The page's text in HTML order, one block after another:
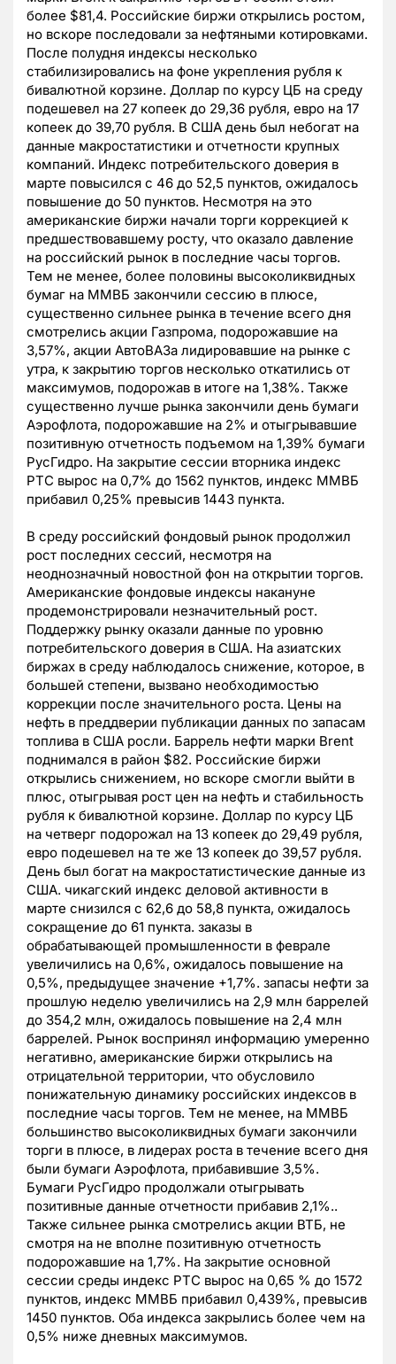
более $81,4. Российские биржи открылись ростом,
но вскоре последовали за нефтяными котировками.
После полудня индексы несколько
стабилизировались на фоне укрепления рубля к
бивалютной корзине. Доллар по курсу ЦБ на среду
подешевел на 27 копеек до 29,36 рубля, евро на 17
копеек до 39,70 рубля. В США день был небогат на
данные макростатистики и отчетности крупных
компаний. Индекс потребительского доверия в
марте повысился с 46 до 52,5 пунктов, ожидалось
повышение до 50 пунктов. Несмотря на это
американские биржи начали торги коррекцией к
предшествовавшему росту, что оказало давление
на российский рынок в последние часы торгов.
Тем не менее, более половины высоколиквидных
бумаг на ММВБ закончили сессию в плюсе,
существенно сильнее рынка в течение всего дня
смотрелись акции Газпрома, подорожавшие на
3,57%, акции АвтоВАЗа лидировавшие на рынке с
утра, к закрытию торгов несколько откатились от
максимумов, подорожав в итоге на 1,38%. Также
существенно лучше рынка закончили день бумаги
Аэрофлота, подорожавшие на 2% и отыгрывавшие
позитивную отчетность подъемом на 1,39% бумаги
РусГидро. На закрытие сессии вторника индекс
РТС вырос на 0,7% до 1562 пунктов, индекс ММВБ
прибавил 0,25% превысив 1443 пункта.
В среду российский фондовый рынок продолжил
рост последних сессий, несмотря на
неоднозначный новостной фон на открытии торгов.
Американские фондовые индексы накануне
продемонстрировали незначительный рост.
Поддержку рынку оказали данные по уровню
потребительского доверия в США. На азиатских
биржах в среду наблюдалось снижение, которое, в
большей степени, вызвано необходимостью
коррекции после значительного роста. Цены на
нефть в преддверии публикации данных по запасам
топлива в США росли. Баррель нефти марки Brent
поднимался в район $82. Российские биржи
открылись снижением, но вскоре смогли выйти в
плюс, отыгрывая рост цен на нефть и стабильность
рубля к бивалютной корзине. Доллар по курсу ЦБ
на четверг подорожал на 13 копеек до 29,49 рубля,
евро подешевел на те же 13 копеек до 39,57 рубля.
День был богат на макростатистические данные из
США. чикагский индекс деловой активности в
марте снизился с 62,6 до 58,8 пункта, ожидалось
сокращение до 61 пункта. заказы в
обрабатывающей промышленности в феврале
увеличились на 0,6%, ожидалось повышение на
0,5%, предыдущее значение +1,7%. запасы нефти за
прошлую неделю увеличились на 2,9 млн баррелей
до 354,2 млн, ожидалось повышение на 2,4 млн
баррелей. Рынок воспринял информацию умеренно
негативно, американские биржи открылись на
отрицательной территории, что обусловило
понижательную динамику российских индексов в
последние часы торгов. Тем не менее, на ММВБ
большинство высоколиквидных бумаги закончили
торги в плюсе, в лидерах роста в течение всего дня
были бумаги Аэрофлота, прибавившие 3,5%.
Бумаги РусГидро продолжали отыгрывать
позитивные данные отчетности прибавив 2,1%..
Также сильнее рынка смотрелись акции ВТБ, не
смотря на не вполне позитивную отчетность
подорожавшие на 1,7%. На закрытие основной
сессии среды индекс РТС вырос на 0,65 % до 1572
пунктов, индекс ММВБ прибавил 0,439%, превысив
1450 пунктов. Оба индекса закрылись более чем на
0,5% ниже дневных максимумов.